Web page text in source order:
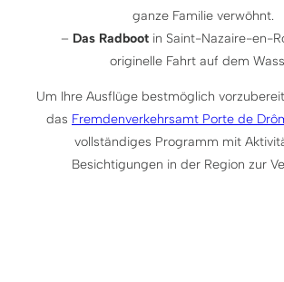
ganze Familie verwöhnt.
– Das Radbootin Saint-Nazaire-en-
originelle Fahrt auf dem
Um Ihre Ausflüge bestmöglich
das Fremdenverkehrsamt Porte de
vollständiges Programm mit
Besichtigungen in der Region zur